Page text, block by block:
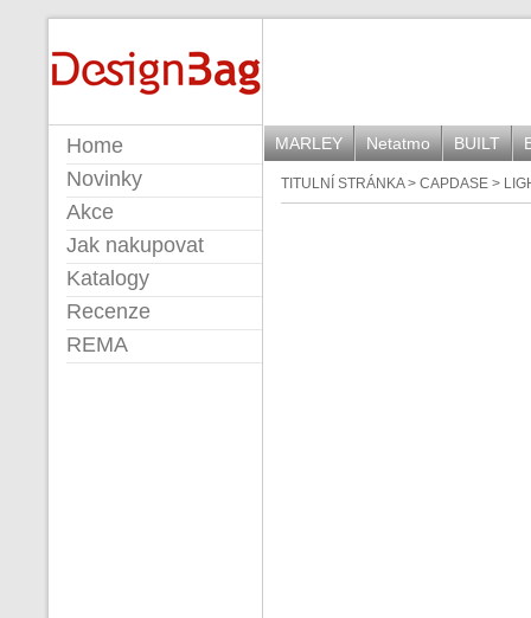
MARLEY Netatmo BUILT
TITULNÍ STRÁNKA> CAPDASE >
Home
Novinky
Akce
Jak nakupovat
Katalogy
Recenze
REMA
DESIGNBAG